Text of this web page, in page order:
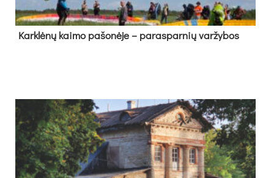
Kark­lė­nų kai­mo pa­šo­nė­je – pa­ras­par­nių var­žy­bos